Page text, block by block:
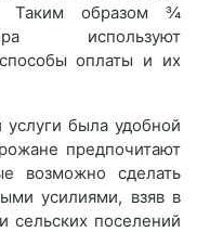
образом ¾
используют
оплаты и их
была удобной
предпочитают
возможно сделать
усилиями, взяв в
сельских поселений